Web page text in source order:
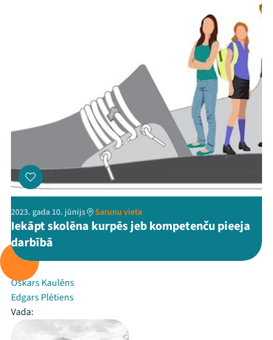
2023. gada 10. jūnijs Sarunu vieta
Iekāpt skolēna kurpēs jeb kompetenču pieeja
darbībā
Oskars Kaulēns
Edgars Plētiens
Vada: